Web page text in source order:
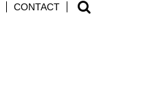
CONTACT
Search